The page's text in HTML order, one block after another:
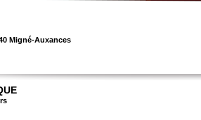
Migné-Auxances